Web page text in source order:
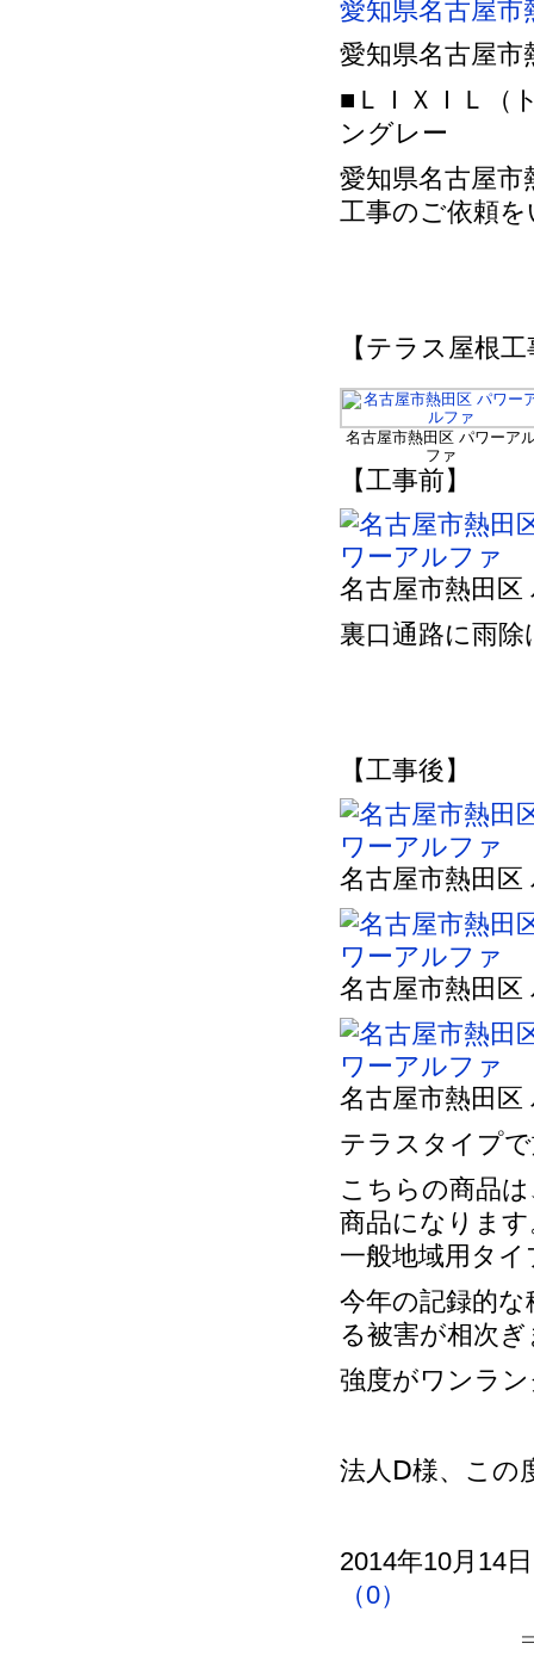
愛知県名古屋
愛知県名古屋
■ＬＩＸＩＬ
ングレー
愛知県名古屋
工事のご依頼
【テラス屋根
名古屋市熱田区 パワーア
ファ
【工事前】
名古屋市熱田
裏口通路に雨
【工事後】
名古屋市熱田
名古屋市熱田
名古屋市熱田
テラスタイプ
こちらの商品
商品になります
一般地域用タ
今年の記録的
る被害が相次
強度がワンラ
法人Ⅾ様、この
2014年10月14
（0）